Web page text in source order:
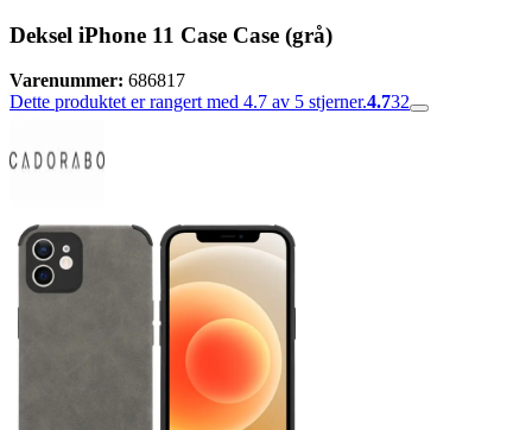
Deksel iPhone 11 Case Case (grå)
Varenummer: 686817
Dette produktet er rangert med 4.7 av 5 stjerner.4.732